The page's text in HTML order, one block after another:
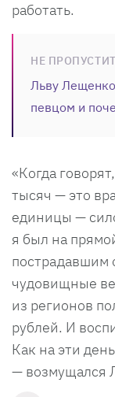
работать.
НЕ
Льву
певцом и
«Когда
тысяч — это
единицы —
я был на
пострадавшим
чудовищные
из регионов
рублей. И
Как на эти
— возмущался